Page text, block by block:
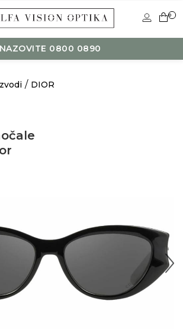
0
NAZOVITE 0800 0890
DIOR